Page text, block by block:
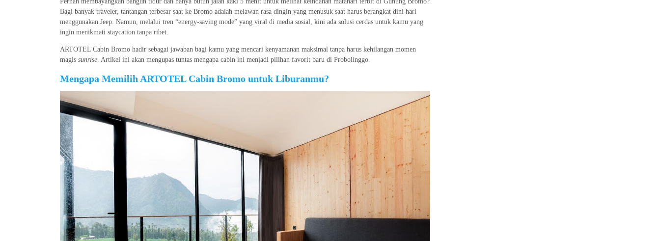
Bagi banyak traveler, tantangan terbesar saat ke Bromo adalah melawan rasa dingin yang menusuk saat harus berangkat dini hari
menggunakan Jeep. Namun, melalui tren “energy-saving mode” yang viral di media sosial, kini ada solusi cerdas untuk kamu yang
ingin menikmati staycation tanpa ribet.
ARTOTEL Cabin Bromo hadir sebagai jawaban bagi kamu yang mencari kenyamanan maksimal tanpa harus kehilangan momen
magis sunrise. Artikel ini akan mengupas tuntas mengapa cabin ini menjadi pilihan favorit baru di Probolinggo.
Mengapa Memilih ARTOTEL Cabin Bromo untuk Liburanmu?